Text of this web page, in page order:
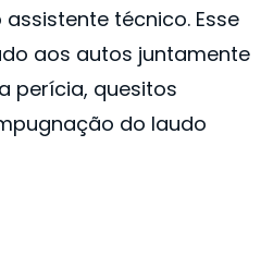
técnico. Esse
aos autos juntamente
perícia, quesitos
do laudo